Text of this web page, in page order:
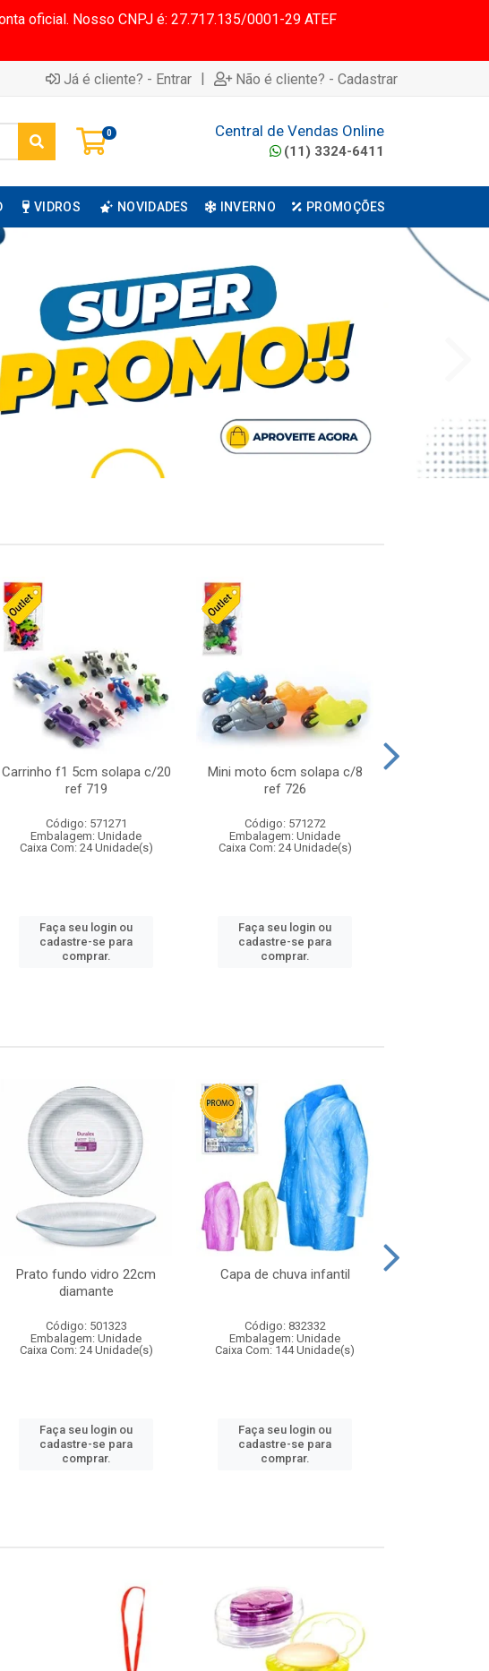
oficial. Nosso CNPJ é: 27.717.135/0001-29 ATEF
Já é cliente? - Entrar | Não é cliente? - Cadastrar
0 Central de Vendas Online
(11) 3324-6411
VIDROS NOVIDADES INVERNO PROMOÇÕES
Carrinho f1 5cm solapa c/20
ref 719
Código: 571271
Embalagem: Unidade
Caixa Com: 24 Unidade(s)
Faça seu login ou
cadastre-se para
comprar.
Mini moto 6cm solapa c/8
ref 726
Código: 571272
Embalagem: Unidade
Caixa Com: 24 Unidade(s)
Faça seu login ou
cadastre-se para
comprar.
Prato fundo vidro 22cm
diamante
Código: 501323
Embalagem: Unidade
Caixa Com: 24 Unidade(s)
Faça seu login ou
cadastre-se para
comprar.
Capa de chuva infantil
Código: 832332
Embalagem: Unidade
Caixa Com: 144 Unidade(s)
Faça seu login ou
cadastre-se para
comprar.